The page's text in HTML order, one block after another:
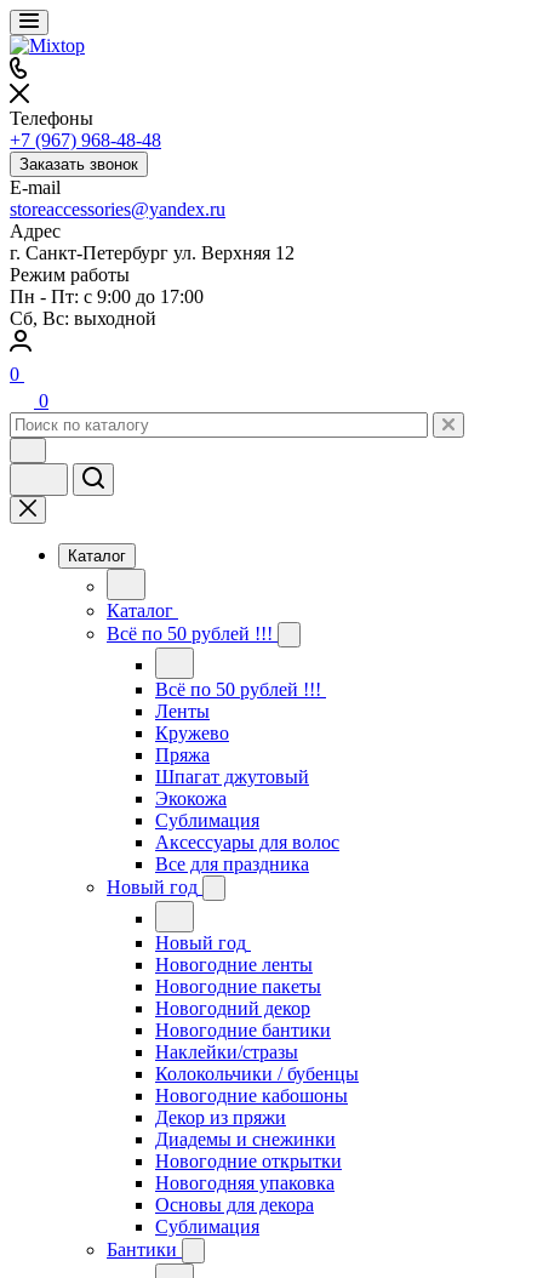
Телефоны
+7 (967) 968-48-48
Заказать звонок
E-mail
storeaccessories@yandex.ru
Адрес
г. Санкт-Петербург ул. Верхняя 12
Режим работы
Пн - Пт: с 9:00 до 17:00
Сб, Вс: выходной
0
0
Каталог
Каталог
Всё по 50 рублей !!!
Всё по 50 рублей !!!
Ленты
Кружево
Пряжа
Шпагат джутовый
Экокожа
Сублимация
Аксессуары для волос
Все для праздника
Новый год
Новый год
Новогодние ленты
Новогодние пакеты
Новогодний декор
Новогодние бантики
Наклейки/стразы
Колокольчики / бубенцы
Новогодние кабошоны
Декор из пряжи
Диадемы и снежинки
Новогодние открытки
Новогодняя упаковка
Основы для декора
Сублимация
Бантики